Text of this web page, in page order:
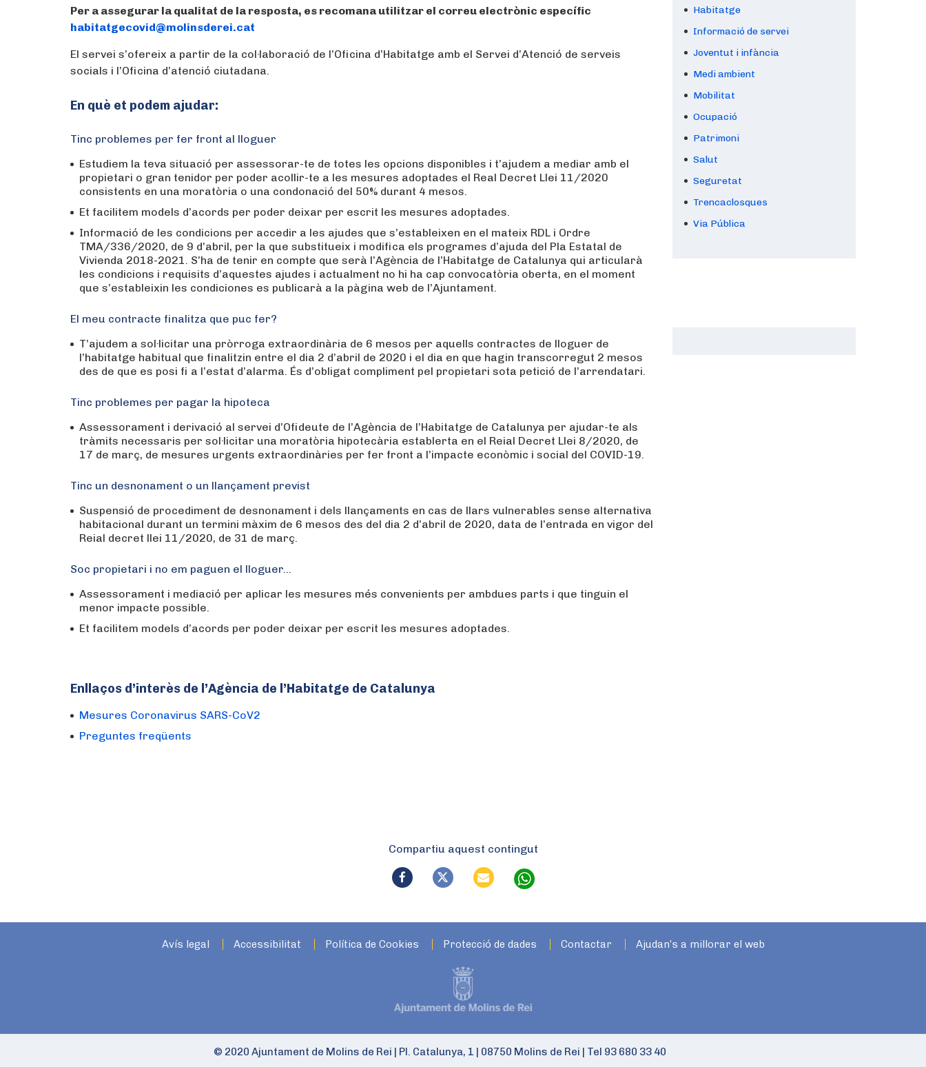
Per a assegurar la qualitat de la resposta, es recomana utilitzar el correu electrònic específic
habitatgecovid@molinsderei.cat
El servei s’ofereix a partir de la col·laboració de l’Oficina d’Habitatge amb el Servei d’Atenció de serveis
socials i l’Oficina d’atenció ciutadana.
En què et podem ajudar:
Tinc problemes per fer front al lloguer
Estudiem la teva situació per assessorar-te de totes les opcions disponibles i t’ajudem a mediar amb el
propietari o gran tenidor per poder acollir-te a les mesures adoptades el Real Decret Llei 11/2020
consistents en una moratòria o una condonació del 50% durant 4 mesos.
Et facilitem models d’acords per poder deixar per escrit les mesures adoptades.
Informació de les condicions per accedir a les ajudes que s’estableixen en el mateix RDL i Ordre
TMA/336/2020, de 9 d’abril, per la que substitueix i modifica els programes d’ajuda del Pla Estatal de
Vivienda 2018-2021. S’ha de tenir en compte que serà l’Agència de l’Habitatge de Catalunya qui articularà
les condicions i requisits d’aquestes ajudes i actualment no hi ha cap convocatòria oberta, en el moment
que s’estableixin les condiciones es publicarà a la pàgina web de l’Ajuntament.
El meu contracte finalitza que puc fer?
T’ajudem a sol·licitar una pròrroga extraordinària de 6 mesos per aquells contractes de lloguer de
l’habitatge habitual que finalitzin entre el dia 2 d’abril de 2020 i el dia en que hagin transcorregut 2 mesos
des de que es posi fi a l’estat d’alarma. És d’obligat compliment pel propietari sota petició de l’arrendatari.
Tinc problemes per pagar la hipoteca
Assessorament i derivació al servei d’Ofideute de l’Agència de l’Habitatge de Catalunya per ajudar-te als
tràmits necessaris per sol·licitar una moratòria hipotecària establerta en el Reial Decret Llei 8/2020, de
17 de març, de mesures urgents extraordinàries per fer front a l’impacte econòmic i social del COVID-19.
Tinc un desnonament o un llançament previst
Suspensió de procediment de desnonament i dels llançaments en cas de llars vulnerables sense alternativa
habitacional durant un termini màxim de 6 mesos des del dia 2 d’abril de 2020, data de l’entrada en vigor del
Reial decret llei 11/2020, de 31 de març.
Soc propietari i no em paguen el lloguer…
Assessorament i mediació per aplicar les mesures més convenients per ambdues parts i que tinguin el
menor impacte possible.
Et facilitem models d’acords per poder deixar per escrit les mesures adoptades.
Enllaços d’interès de l’Agència de l’Habitatge de Catalunya
Mesures Coronavirus SARS-CoV2
Preguntes freqüents
Habitatge
Informació de servei
Joventut i infància
Medi ambient
Mobilitat
Ocupació
Patrimoni
Salut
Seguretat
Trencaclosques
Via Pública
Compartiu aquest contingut
Avís legal Accessibilitat Política de Cookies Protecció de dades Contactar Ajudan’s a millorar el web
© 2020 Ajuntament de Molins de Rei Pl. Catalunya, 1 08750 Molins de Rei Tel 93 680 33 40